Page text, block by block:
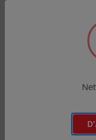
Connectez-vous pour